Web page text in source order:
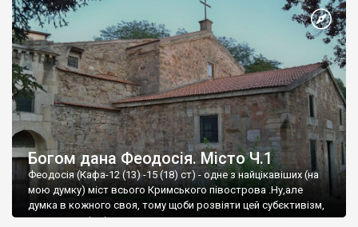
Богом дана Феодосія. Місто Ч.1
Феодосія (Кафа-12 (13) -15 (18) ст) - одне з найцікавіших (на
мою думку) міст всього Кримського півострова .Ну,але
думка в кожного своя, тому щоби розвіяти цей субєктивізм,
запрошую відвідати це